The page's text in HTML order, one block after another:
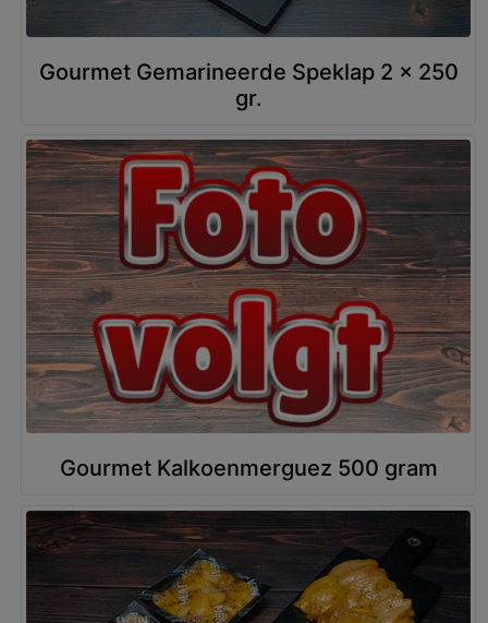
Gourmet Gemarineerde Speklap 2 x 250
gr.
Gourmet Kalkoenmerguez 500 gram